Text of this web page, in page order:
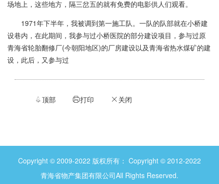
场地上，这些地方，隔三岔五的就有免费的电影供人们观看。
1971年下半年，我被调到第一施工队。一队的队部就在小桥建
设巷内，在此期间，我参与过小桥医院的部分建设项目，参与过原
青海省轮胎翻修厂(今朝阳地区)的厂房建设以及青海省热水煤矿的建
设，此后，又参与过
顶部 打印 ဆ 关闭
Copyright © 2009-2022 版权所有： Copyright © 2012-2022
青海省物产集团有限公司All Rights Reserved.